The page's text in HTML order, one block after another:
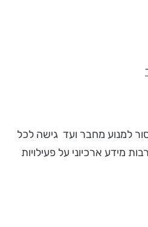
למנוע מחבר ועד גישה לכל
מידע ארכיוני על פעילויות